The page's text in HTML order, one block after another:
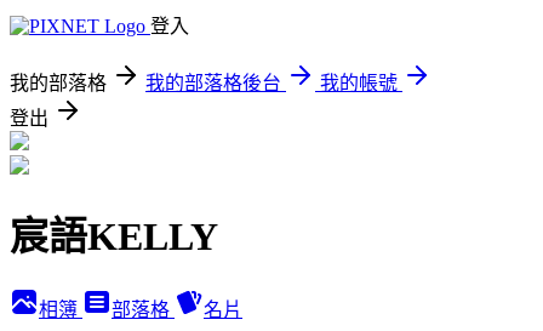
登入
我的部落格 我的部落格後台
我的帳號
登出
宸語KELLY
相簿 部落格 名片